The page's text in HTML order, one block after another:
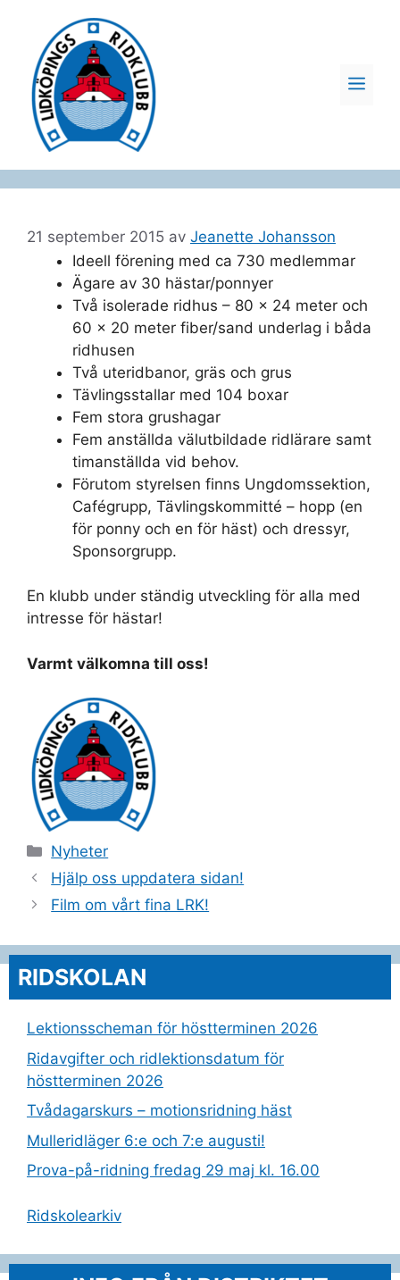
innehåll
21 september 2015 av Jeanette Johansson
Ideell förening med ca 730 medlemmar
Ägare av 30 hästar/ponnyer
Två isolerade ridhus – 80 x 24 meter och
60 x 20 meter fiber/sand underlag i båda
ridhusen
Två uteridbanor, gräs och grus
Tävlingsstallar med 104 boxar
Fem stora grushagar
Fem anställda välutbildade ridlärare samt
timanställda vid behov.
Förutom styrelsen finns Ungdomssektion,
Cafégrupp, Tävlingskommitté – hopp (en
för ponny och en för häst) och dressyr,
Sponsorgrupp.
En klubb under ständig utveckling för alla med
intresse för hästar!
Varmt välkomna till oss!
Kategorier
Nyheter
Hjälp oss uppdatera sidan!
Film om vårt fina LRK!
RIDSKOLAN
Lektionsscheman för höstterminen 2026
Ridavgifter och ridlektionsdatum för
höstterminen 2026
Tvådagarskurs – motionsridning häst
Mulleridläger 6:e och 7:e augusti!
Prova-på-ridning fredag 29 maj kl. 16.00
Ridskolearkiv